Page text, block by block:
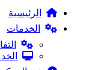
الرئيسية
الخدمات